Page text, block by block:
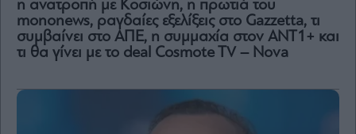
η ανατροπή με Κοσιώνη, η πρωτιά του
mononews, ραγδαίες εξελίξεις στο Gazzetta, τι
συμβαίνει στο ΑΠΕ, η συμμαχία στον ΑΝΤ1+ και
τι θα γίνει με το deal Cosmote TV – Nova